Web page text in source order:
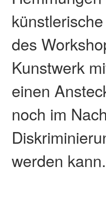
des
Kunstwerk
einen
noch im
werden kann.